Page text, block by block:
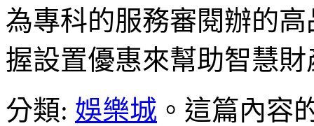
為專科的服務審閱辦的高
握設置優惠來幫助智慧
分類: 娛樂城 。這篇內容